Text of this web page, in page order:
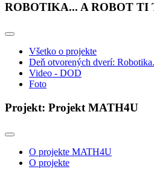
ROBOTIKA... A ROBOT TI
Všetko o projekte
Deň otvorených dverí:
Video - DOD
Foto
Projekt: Projekt MATH4U
O projekte MATH4U
O projekte